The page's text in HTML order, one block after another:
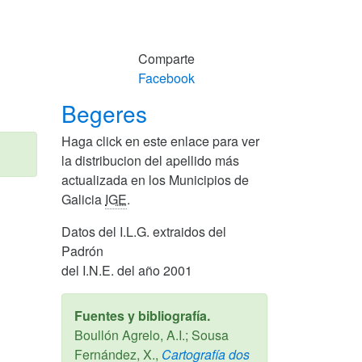
Comparte
Facebook
Begeres
Haga click en este enlace para ver
la distribucion del apellido más
actualizada en los Municipios de
Galicia IGE.
Datos del I.L.G. extraidos del
Padrón
del I.N.E. del año 2001
Fuentes y bibliografía.
Boullón Agrelo, A.I.; Sousa
Fernández, X., Cartografía dos